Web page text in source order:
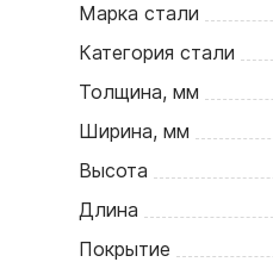
Марка стали
Категория стали
Толщина, мм
Ширина, мм
Высота
Длина
Покрытие